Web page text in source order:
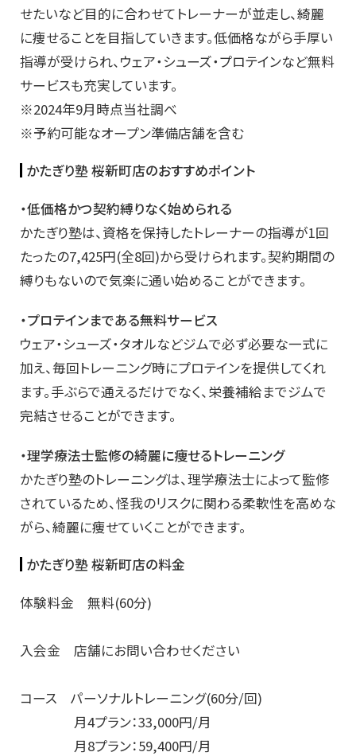
せたいなど目的に合わせてトレーナーが並走し、綺麗
に痩せることを目指していきます。低価格ながら手厚い
指導が受けられ、ウェア・シューズ・プロテインなど無料
サービスも充実しています。
※2024年9月時点当社調べ
※予約可能なオープン準備店舗を含む
かたぎり塾 桜新町店のおすすめポイント
・低価格かつ契約縛りなく始められる
かたぎり塾は、資格を保持したトレーナーの指導が1回
たったの7,425円(全8回)から受けられます。契約期間の
縛りもないので気楽に通い始めることができます。
・プロテインまである無料サービス
ウェア・シューズ・タオルなどジムで必ず必要な一式に
加え、毎回トレーニング時にプロテインを提供してくれ
ます。手ぶらで通えるだけでなく、栄養補給までジムで
完結させることができます。
・理学療法士監修の綺麗に痩せるトレーニング
かたぎり塾のトレーニングは、理学療法士によって監修
されているため、怪我のリスクに関わる柔軟性を高めな
がら、綺麗に痩せていくことができます。
かたぎり塾 桜新町店の料金
体験料金 無料(60分)
入会金 店舗にお問い合わせください
コース パーソナルトレーニング(60分/回)
月4プラン：33,000円/月
月8プラン：59,400円/月